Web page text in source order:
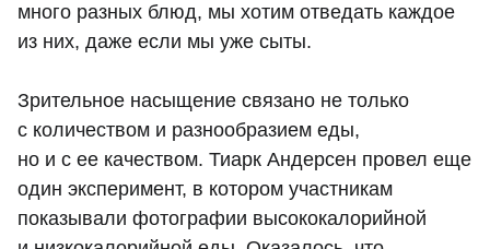
много разных блюд, мы хотим отведать каждое
из них, даже если мы уже сыты.
Зрительное насыщение связано не только
с количеством и разнообразием еды,
но и с ее качеством. Тиарк Андерсен провел еще
один эксперимент, в котором участникам
показывали фотографии высококалорийной